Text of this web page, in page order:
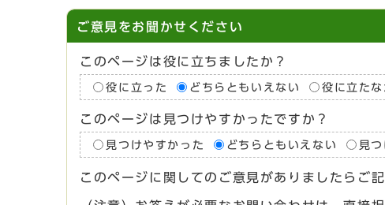
ご意見をお聞かせください
このページは役に立ちましたか？
役に立った どちらともいえない 役に立たな
このページは見つけやすかったですか？
見つけやすかった どちらともいえない 見
このページに関してのご意見がありましたらご記